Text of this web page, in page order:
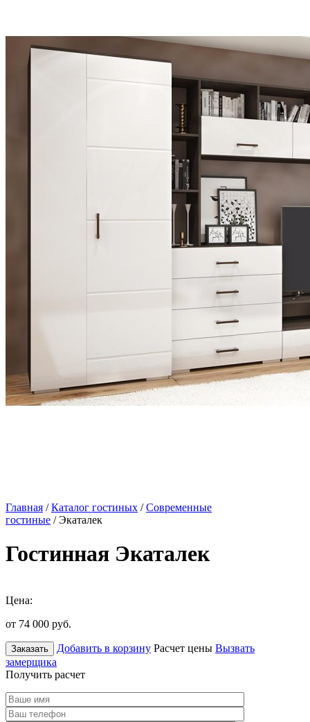
Главная /Каталог гостиных /Современные
гостиные / Экаталек
Гостинная Экаталек
Цена:
от 74 000 руб.
Заказать Добавить в корзину Расчет цены Вызвать
замерщика
Получить расчет